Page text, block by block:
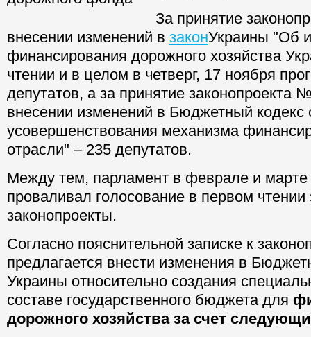
За принятие
внесении изменений в законУкраины "Об
финансирования дорожного хозяйства
чтении и в целом в четверг, 17 ноября
депутатов, а за принятие законопроекта
внесении изменений в Бюджетный кодекс
усовершенствования механизма
отрасли" – 235 депутатов.
Между тем, парламент в феврале и
проваливал голосование в первом чтении
законопроекты.
Согласно пояснительной записке к
предлагается внести изменения в
Украины относительно создания
составе государственного бюджета для
дорожного хозяйства за счет